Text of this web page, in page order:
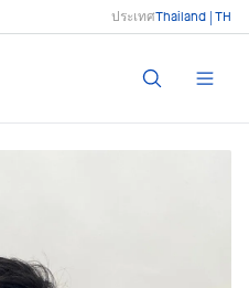
ประเทศThailand | TH